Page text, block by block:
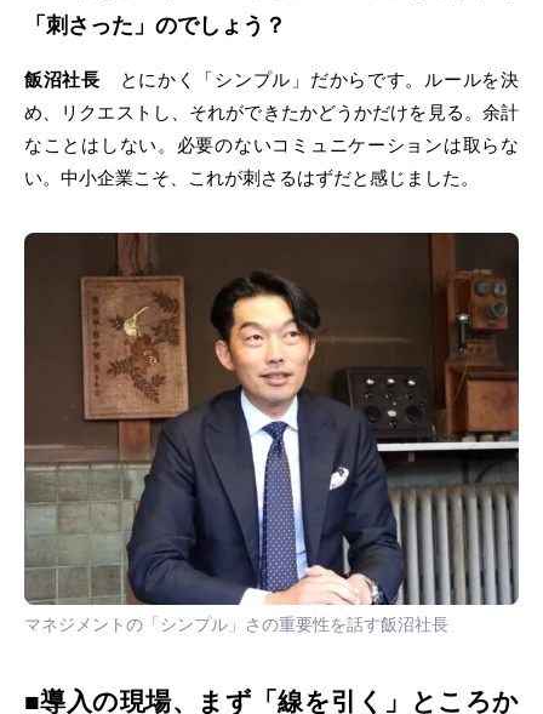
「刺さった」のでしょう？
飯沼社長 とにかく「シンプル」だからです。ルールを決
め、リクエストし、それができたかどうかだけを見る。余計
なことはしない。必要のないコミュニケーションは取らな
い。中小企業こそ、これが刺さるはずだと感じました。
マネジメントの「シンプル」さの重要性を話す飯沼社長
■導入の現場、まず「線を引く」ところか